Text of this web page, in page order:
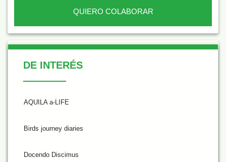
QUIERO COLABORAR
De Interés
DE INTERÉS
AQUILA a-LIFE
Birds journey diaries
Docendo Discimus